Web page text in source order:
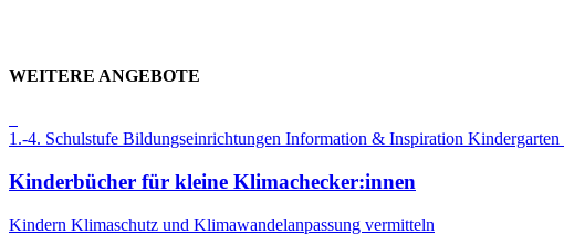
WEITERE ANGEBOTE
1.-4. Schulstufe Bildungseinrichtungen Information & Inspiration Kindergarten
Kinderbücher für kleine Klimachecker:innen
Kindern Klimaschutz und Klimawandelanpassung vermitteln